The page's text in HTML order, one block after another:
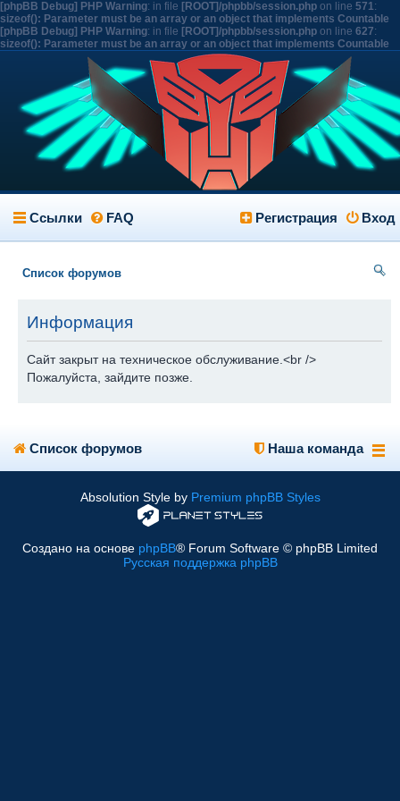
[phpBB Debug] PHP Warning: in file [ROOT]/phpbb/session.php on line 571:
sizeof(): Parameter must be an array or an object that implements Countable
[phpBB Debug] PHP Warning: in file [ROOT]/phpbb/session.php on line 627:
sizeof(): Parameter must be an array or an object that implements Countable
Ссылки FAQ Вход
Регистрация
Список форумов
Информация
Сайт закрыт на техническое обслуживание.<br />
Пожалуйста, зайдите позже.
Список форумов Наша команда
Absolution Style by Premium phpBB Styles
Создано на основе phpBB® Forum Software © phpBB Limited
Русская поддержка phpBB